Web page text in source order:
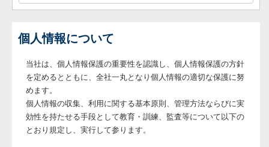
個人情報について
当社は、個人情報保護の重要性を認識し、個人情報保護の方針
を定めるとともに、全社一丸となり個人情報の適切な保護に努
めます。
個人情報の収集、利用に関する基本原則、管理方法ならびに実
効性を持たせる手段として教育・訓練、監査等について以下の
とおり規定し、実行して参ります。